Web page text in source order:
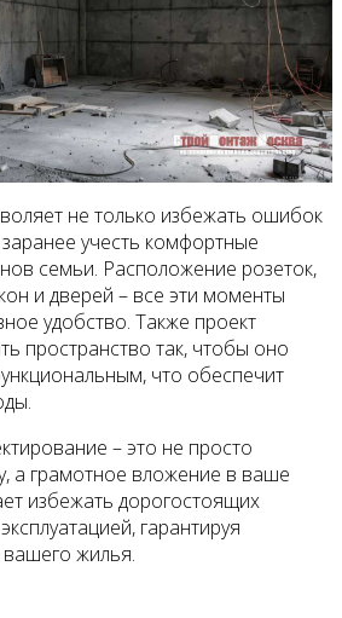
не только избежать ошибок
учесть комфортные
семьи. Расположение розеток,
и дверей – все эти моменты
удобство. Также проект
пространство так, чтобы оно
что обеспечит
– это не просто
а грамотное вложение в ваше
избежать дорогостоящих
гарантируя
жилья.